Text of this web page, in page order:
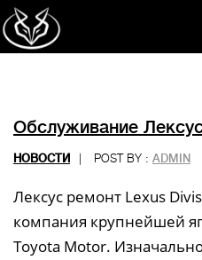
Обслуживание
НОВОСТИ POST BY : ADMIN
Лексус ремонт Lexus
компания крупнейшей
Toyota Motor.